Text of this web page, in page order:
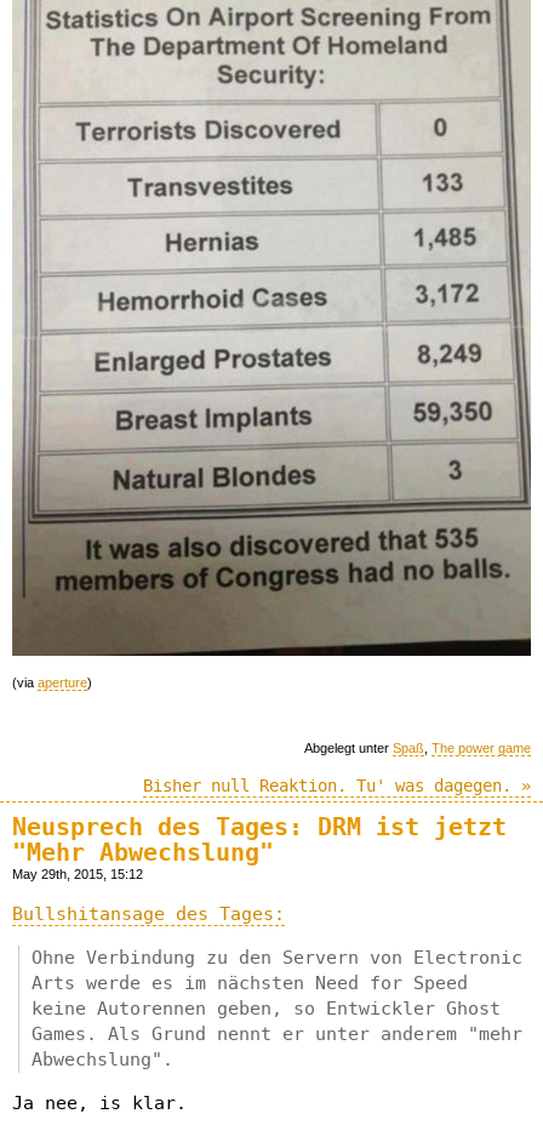
(via aperture)
Abgelegt unter Spaß The power game
Bisher null Reaktion. Tu' was dagegen. »
Neusprech des Tages: DRM ist jetzt
"Mehr Abwechslung"
May 29th, 2015, 15:12
Bullshitansage des Tages:
Ohne Verbindung zu den Servern von Electronic
Arts werde es im nächsten Need for Speed
keine Autorennen geben, so Entwickler Ghost
Games. Als Grund nennt er unter anderem "mehr
Abwechslung".
Ja nee, is klar.